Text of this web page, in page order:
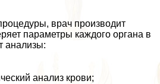
врач производит
параметры каждого органа в
анализы:
анализ крови;